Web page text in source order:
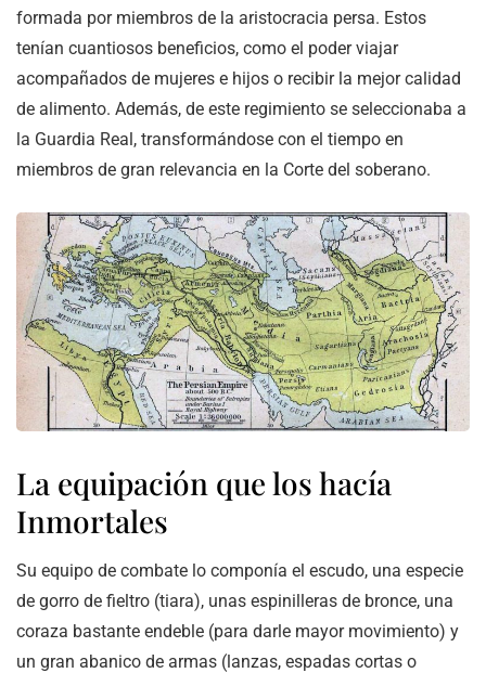
formada por miembros de la aristocracia persa. Estos
tenían cuantiosos beneficios, como el poder viajar
acompañados de mujeres e hijos o recibir la mejor calidad
de alimento. Además, de este regimiento se seleccionaba a
la Guardia Real, transformándose con el tiempo en
miembros de gran relevancia en la Corte del soberano.
La equipación que los hacía
Inmortales
Su equipo de combate lo componía el escudo, una especie
de gorro de fieltro (tiara), unas espinilleras de bronce, una
coraza bastante endeble (para darle mayor movimiento) y
un gran abanico de armas (lanzas, espadas cortas o